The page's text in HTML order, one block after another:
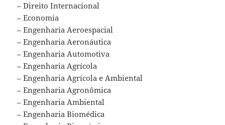
– Direito Internacional
– Economia
– Engenharia Aeroespacial
– Engenharia Aeronáutica
– Engenharia Automotiva
– Engenharia Agrícola
– Engenharia Agrícola e Ambiental
– Engenharia Agronômica
– Engenharia Ambiental
– Engenharia Biomédica